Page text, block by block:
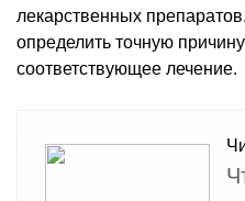
лекарственных
определить точную
соответствующее лечение.